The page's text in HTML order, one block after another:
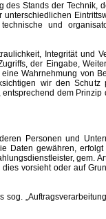
Stands der Technik,
und
Integrität und
der Eingabe,
Wahrnehmung von
wir den
dem
Personen und
Daten gewähren,
gem.
vorsieht oder auf